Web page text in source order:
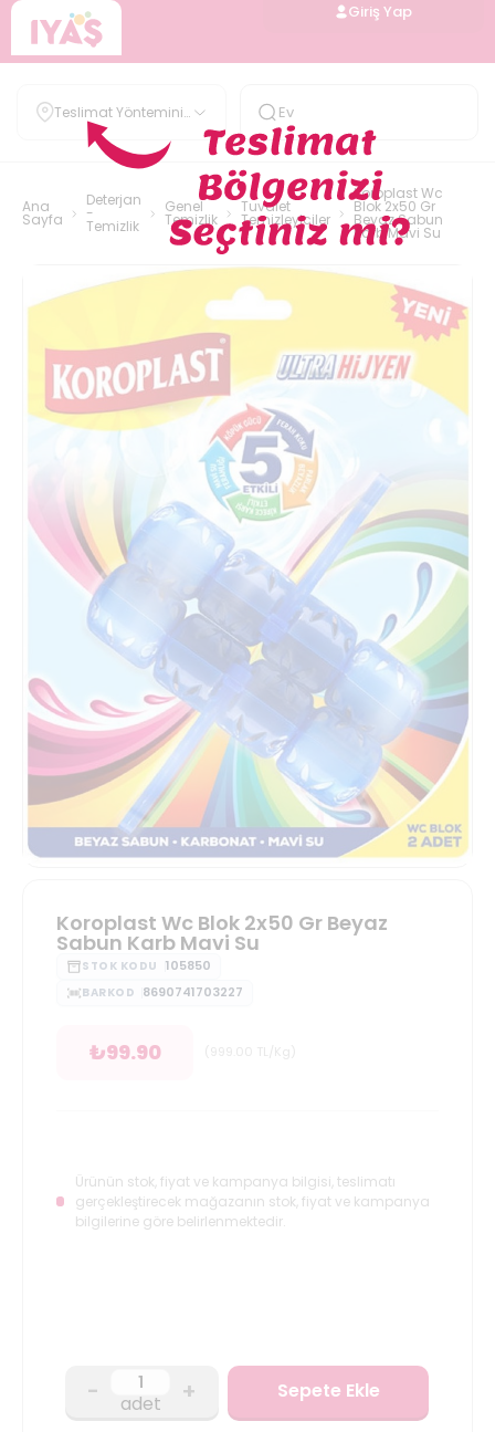
Giriş Yap
Teslimat Yöntemini
Belirle
Ana
Sayfa
Deterjan
-
Temizlik
Genel
Temizlik
Tuvalet
Temizleyiciler
Koroplast Wc
Blok 2x50 Gr
Beyaz Sabun
Karb Mavi Su
Koroplast Wc Blok 2x50 Gr Beyaz
Sabun Karb Mavi Su
STOK KODU 105850
BARKOD 8690741703227
₺99.90
Ürünün stok, fiyat ve kampanya bilgisi, teslimatı
gerçekleştirecek mağazanın stok, fiyat ve kampanya
bilgilerine göre belirlenmektedir.
- adet + Sepete Ekle